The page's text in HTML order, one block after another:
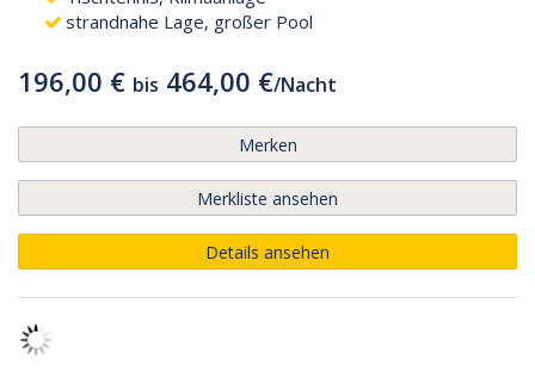
strandnahe Lage, großer Pool
196,00 € bis 464,00 €/Nacht
Merken
Merkliste ansehen
Details ansehen